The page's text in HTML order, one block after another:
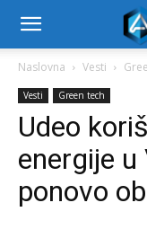
Naslovna Vesti
Vesti Green tech
Udeo
energije u
ponovo